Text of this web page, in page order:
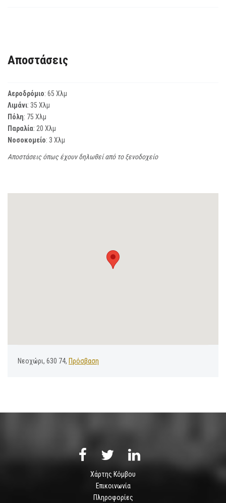
Αποστάσεις
Αεροδρόμιο: 65 Χλμ
Λιμάνι: 35 Χλμ
Πόλη: 75 Χλμ
Παραλία: 20 Χλμ
Νοσοκομείο: 3 Χλμ
Αποστάσεις όπως έχουν δηλωθεί από το ξενοδοχείο
Νεοχώρι, 630 74, Πρόσβαση
Χάρτης Κόμβου
Επικοινωνία
Πληροφορίες